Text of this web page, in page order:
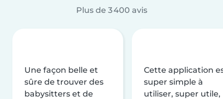
Plus de 3 400 avis
Une façon belle et
sûre de trouver des
babysitters et de
Cette application
super simple à
utiliser, super utile,